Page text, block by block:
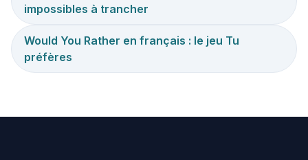
impossibles à trancher
Would You Rather en français : le jeu Tu
préfères